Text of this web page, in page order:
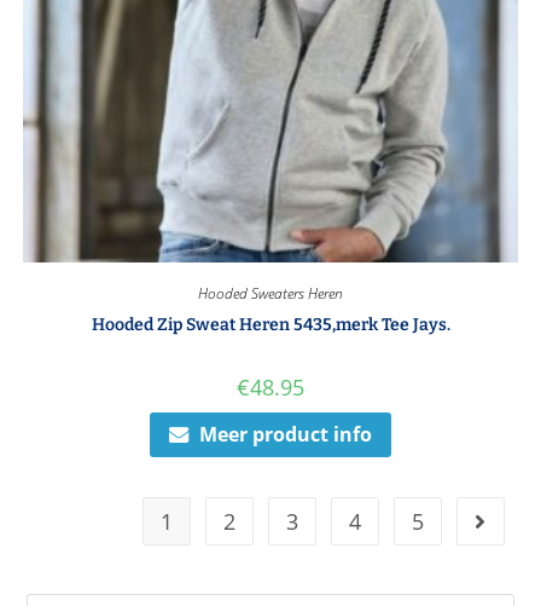
Hooded Sweaters Heren
Hooded Zip Sweat Heren 5435,merk Tee Jays.
€48.95
Meer product info
1 2 3 4 5